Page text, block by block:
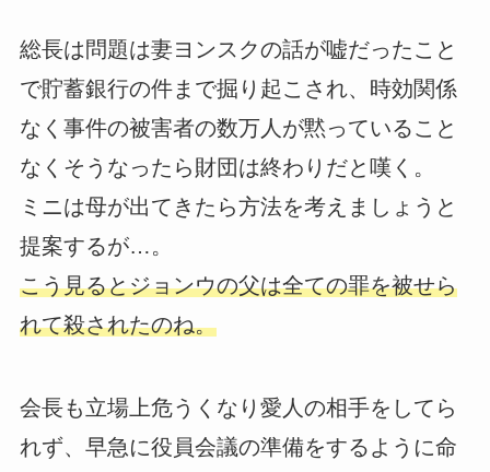
総長は問題は妻ヨンスクの話が嘘だったこと
で貯蓄銀行の件まで掘り起こされ、時効関係
なく事件の被害者の数万人が黙っていること
なくそうなったら財団は終わりだと嘆く。
ミニは母が出てきたら方法を考えましょうと
提案するが…。
こう見るとジョンウの父は全ての罪を被せら
れて殺されたのね。
会長も立場上危うくなり愛人の相手をしてら
れず、早急に役員会議の準備をするように命